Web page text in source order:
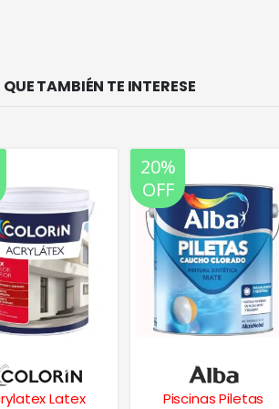
QUE TAMBIÉN TE INTERESE
Piletas
20%
OFF
Pizarrones Pintura